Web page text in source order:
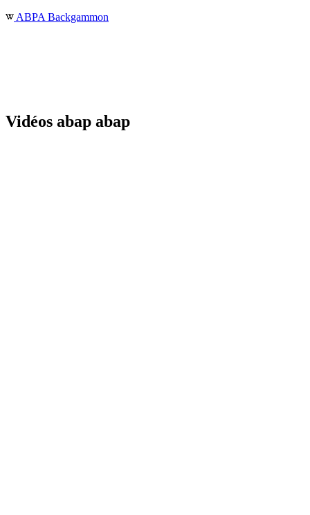
ABPA Backgammon
Vidéos abap abap